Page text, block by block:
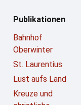
Publikationen
Bahnhof
Oberwinter
St. Laurentius
Lust aufs Land
Kreuze und